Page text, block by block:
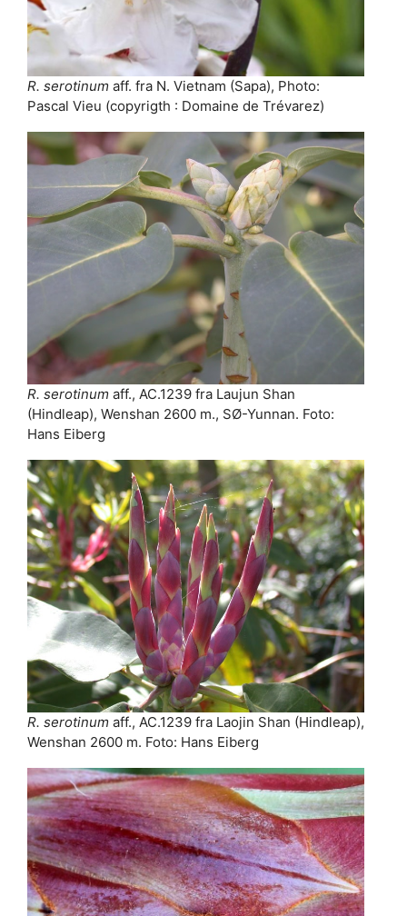
R. serotinum aff. fra N. Vietnam (Sapa), Photo:
Pascal Vieu (copyrigth : Domaine de Trévarez)
R. serotinum aff., AC.1239 fra Laujun Shan
(Hindleap), Wenshan 2600 m., SØ-Yunnan. Foto:
Hans Eiberg
R. serotinum aff., AC.1239 fra Laojin Shan (Hindleap),
Wenshan 2600 m. Foto: Hans Eiberg